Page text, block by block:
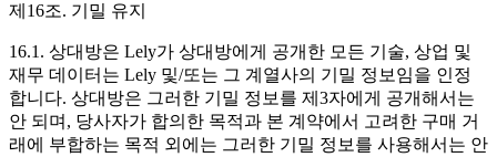
제16조. 기밀 유지
16.1. 상대방은 Lely가 상대방에게 공개한 모든 기술, 상업 및
재무 데이터는 Lely 및/또는 그 계열사의 기밀 정보임을 인정
합니다. 상대방은 그러한 기밀 정보를 제3자에게 공개해서는
안 되며, 당사자가 합의한 목적과 본 계약에서 고려한 구매 거
래에 부합하는 목적 외에는 그러한 기밀 정보를 사용해서는 안